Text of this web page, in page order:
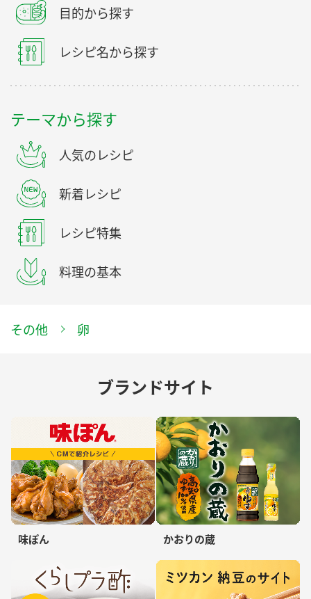
目的から探す
レシピ名から探す
テーマから探す
人気のレシピ
新着レシピ
レシピ特集
料理の基本
その他 卵
ブランドサイト
味ぽん かおりの蔵